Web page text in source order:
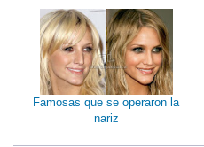
Famosas que se operaron la
nariz